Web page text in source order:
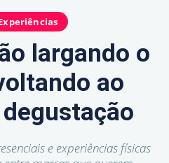
largando o
ao
e experiências físicas